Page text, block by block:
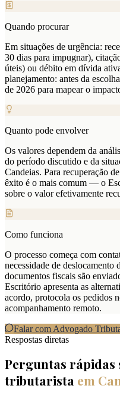
Quando procurar
Em situações de urgência:
30 dias para impugnar),
úteis) ou débito em dívida
planejamento: antes da
de 2026 para mapear o
Quanto pode envolver
Os valores dependem da
do período discutido e da
Candeias. Para recuperação
êxito é o mais comum — o
sobre o valor efetivamente
Como funciona
O processo começa com
necessidade de deslocamento
documentos fiscais são
Escritório apresenta as
acordo, protocola os pedidos
acompanhamento remoto.
Falar com Advogado
Respostas diretas
Perguntas rápidas
tributarista em